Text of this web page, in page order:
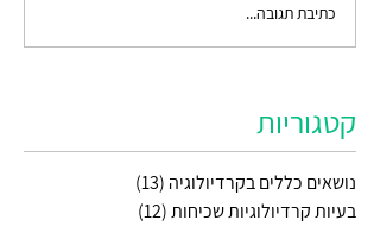
כתיבת תגובה...
קטגוריות
נושאים כללים בקרדיולוגיה (13)
בעיות קרדיולוגיות שכיחות(12)